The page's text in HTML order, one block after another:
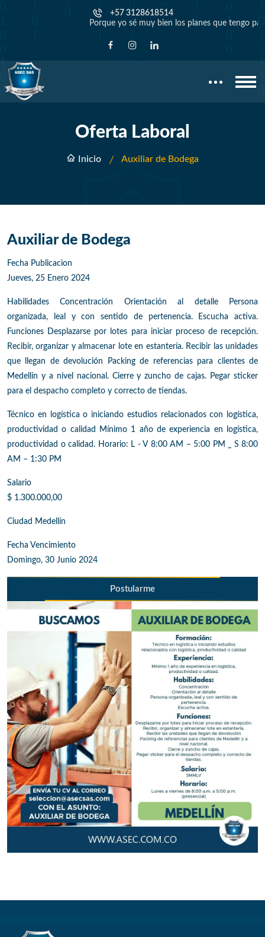
+57 3128618514
Porque yo sé muy bien los planes que tengo
Oferta Laboral
Inicio Auxiliar de Bodega
Auxiliar de Bodega
Fecha Publicacion
Jueves, 25 Enero 2024
Habilidades Concentración Orientación al detalle Persona
organizada, leal y con sentido de pertenencia. Escucha activa.
Funciones Desplazarse por lotes para iniciar proceso de recepción.
Recibir, organizar y almacenar lote en estantería. Recibir las unidades
que llegan de devolución Packing de referencias para clientes de
Medellín y a nivel nacional. Cierre y zuncho de cajas. Pegar sticker
para el despacho completo y correcto de tiendas.
Técnico en logística o iniciando estudios relacionados con logística,
productividad o calidad Mínimo 1 año de experiencia en logística,
productividad o calidad. Horario: L - V 8:00 AM – 5:00 PM _ S 8:00
AM – 1:30 PM
Salario
$ 1.300.000,00
Ciudad Medellín
Fecha Vencimiento
Domingo, 30 Junio 2024
Postularme